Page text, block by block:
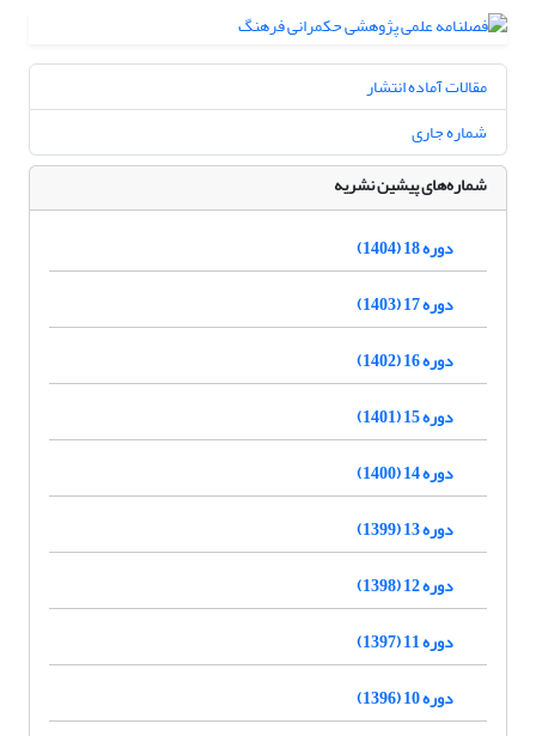
مقالات آماده انتشار
شماره جاری
شماره‌های پیشین نشریه
دوره 18 (1404)
دوره 17 (1403)
دوره 16 (1402)
دوره 15 (1401)
دوره 14 (1400)
دوره 13 (1399)
دوره 12 (1398)
دوره 11 (1397)
دوره 10 (1396)